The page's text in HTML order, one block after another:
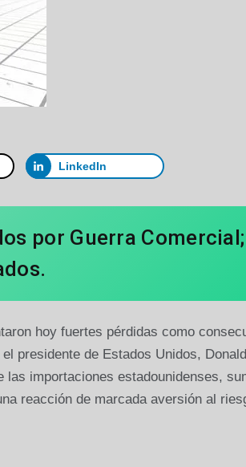
LinkedIn
por Guerra
hoy fuertes pérdidas como
presidente de Estados Unidos,
importaciones estadounidenses,
reacción de marcada aversión al